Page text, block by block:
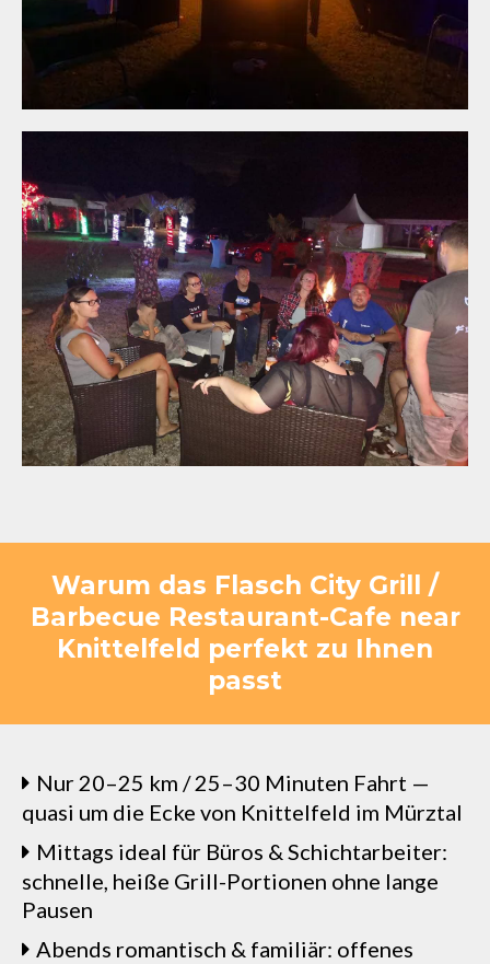
Warum das Flasch City Grill /
Barbecue Restaurant-Cafe near
Knittelfeld perfekt zu Ihnen
passt
Nur 20–25 km / 25–30 Minuten Fahrt —
quasi um die Ecke von Knittelfeld im Mürztal
Mittags ideal für Büros & Schichtarbeiter:
schnelle, heiße Grill-Portionen ohne lange
Pausen
Abends romantisch & familiär: offenes